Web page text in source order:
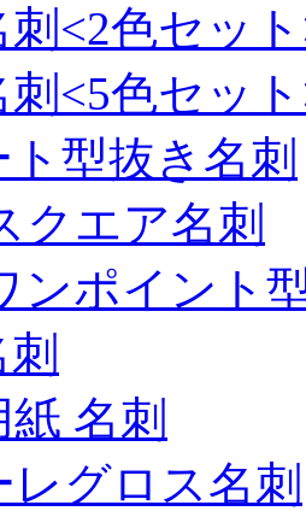
<2色セッ
<5色セッ
型抜き名刺
クエア名刺
ンポイント
名刺
レグロス名刺